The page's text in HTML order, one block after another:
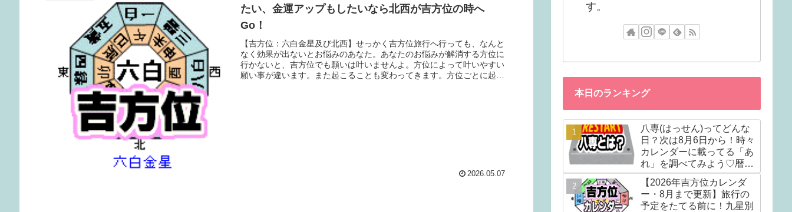
たい、金運アップもしたいなら北西が吉方位の時へ
Go！
【吉方位：六白金星及び北西】せっかく吉方位旅行へ行っても、なんと
なく効果が出ないとお悩みのあなた。あなたのお悩みが解消する方位に
行かないと、吉方位でも願いは叶いませんよ。方位によって叶いやすい
願い事が違います。また起こることも変わってきます。方位ごとに起こ
2026.05.07
す。
本日のランキング
八専(はっせん)ってどんな
日？次は8月6日から！時々
カレンダーに載ってる「あ
れ」を調べてみよう♡暦注
(れきちゅう)の選日編①
【2026年吉方位カレンダ
ー・8月まで更新】旅行の
予定をたてる前に！九星別